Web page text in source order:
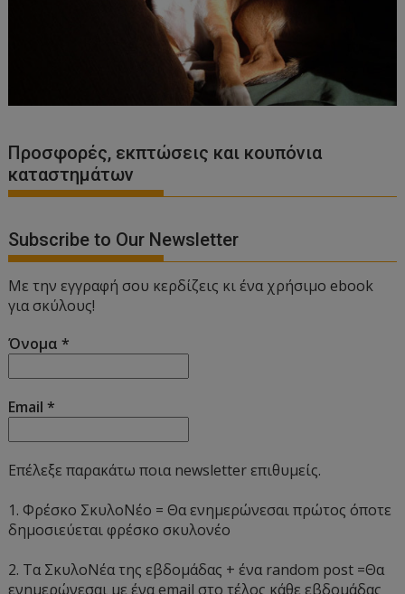
Προσφορές, εκπτώσεις και κουπόνια
καταστημάτων
Subscribe to Our Newsletter
Με την εγγραφή σου κερδίζεις κι ένα χρήσιμο ebook
για σκύλους!
Όνομα*
Email*
Επέλεξε παρακάτω ποια newsletter επιθυμείς.
1. Φρέσκο ΣκυλοΝέο = Θα ενημερώνεσαι πρώτος όποτε
δημοσιεύεται φρέσκο σκυλονέο
2. Τα ΣκυλοΝέα της εβδομάδας + ένα random post =Θα
ενημερώνεσαι με ένα email στο τέλος κάθε εβδομάδας